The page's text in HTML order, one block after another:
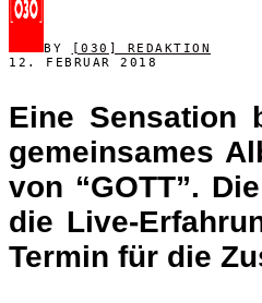
BY
[030] REDAKTION
12. FEBRUAR 2018
Eine Sensation
gemeinsames
von “GOTT”.
die Live-
Termin für die